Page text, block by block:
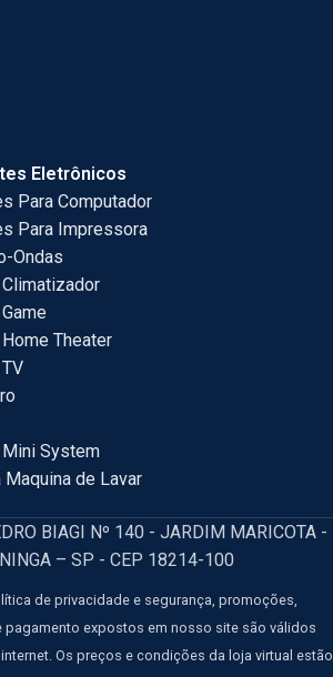
Eletrônicos
Para Computador
Para Impressora
Ondas
Theater
System
de Lavar
BIAGI Nº 140 - JARDIM MARICOTA -
– SP - CEP 18214-100
de privacidade e segurança, promoções,
expostos em nosso site são válidos
internet. Os preços e condições da loja virtual estão